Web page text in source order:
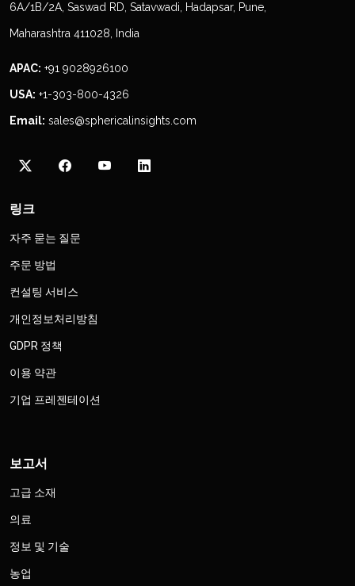
6A/1B/2A, Saswad RD, Satavwadi, Hadapsar, Pune,
Maharashtra 411028, India
APAC: +91 9028926100
USA: +1-303-800-4326
Email: sales@sphericalinsights.com
링크
자주 묻는 질문
주문 방법
컨설팅 서비스
개인정보처리방침
GDPR 정책
이용 약관
기업 프레젠테이션
보고서
고급 소재
의료
정보 및 기술
농업